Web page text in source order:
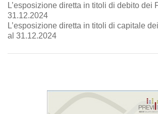
L’esposizione diretta in titoli di debito dei
31.12.2024
L’esposizione diretta in titoli di capitale
al 31.12.2024